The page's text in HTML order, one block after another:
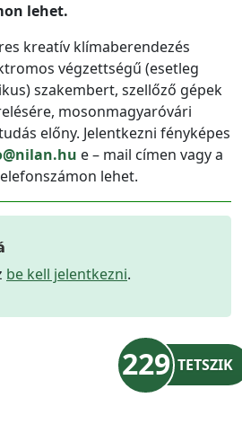
lehet.
kreatív klímaberendezés
végzettségű (esetleg
szakembert, szellőző gépek
mosonmagyaróvári
előny. Jelentkezni fényképes
e – mail címen vagy a
lehet.
be kell jelentkezni.
229 TETSZIK